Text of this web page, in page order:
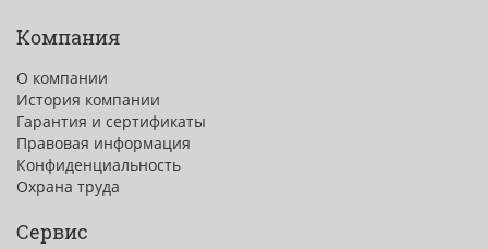
Компания
О компании
История компании
Гарантия и сертификаты
Правовая информация
Конфиденциальность
Охрана труда
Сервис